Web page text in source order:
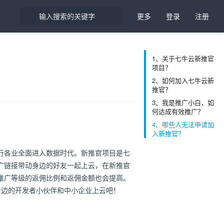
更多 登录 注册
业全面进入数据时代。新推官项目是七
接带动身边的好友一起上云，在新推官
等级的返佣比例和返佣金额也会提高。
的开发者小伙伴和中小企业上云吧！
1、关于七牛云新推官
项目？
2、如何加入七牛云新
推官？
3、我是推广小白，如
何达成有效推广？
4、哪些人无法申请加
入新推官？